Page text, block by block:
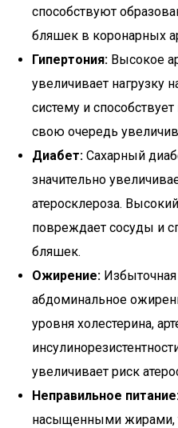
способствуют
бляшек в коронарных
Гипертония: Высокое
увеличивает нагрузку
систему и
свою очередь
Диабет: Сахарный
значительно
атеросклероза.
повреждает сосуды и
бляшек.
Ожирение: Избыточная
абдоминальное
уровня холестерина,
увеличивает риск
Неправильное
насыщенными жирами,